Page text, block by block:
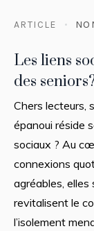
ARTICLE
Les liens
des
Chers lecteurs,
épanoui réside
sociaux ? Au
connexions
agréables, elles
revitalisent le
l’isolement